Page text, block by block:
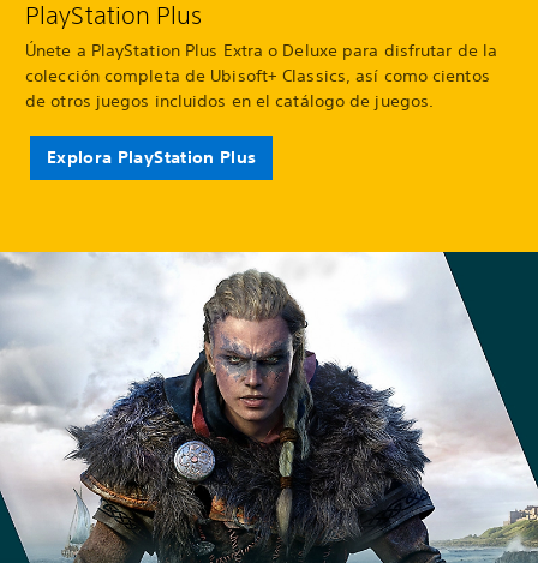
PlayStation Plus
Únete a PlayStation Plus Extra o Deluxe para disfrutar de la
colección completa de Ubisoft+ Classics, así como cientos
de otros juegos incluidos en el catálogo de juegos.
Explora PlayStation Plus